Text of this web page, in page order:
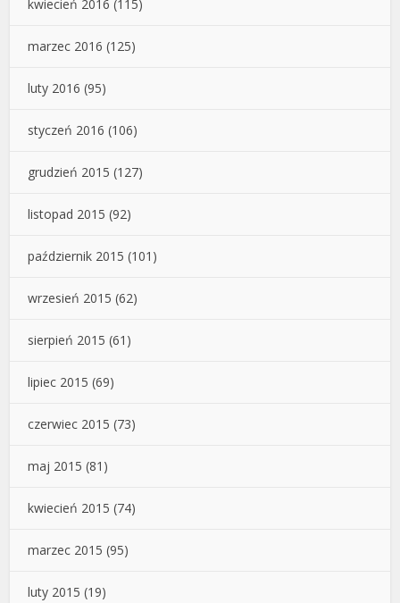
kwiecień 2016 (115)
marzec 2016 (125)
luty 2016 (95)
styczeń 2016 (106)
grudzień 2015 (127)
listopad 2015 (92)
październik 2015 (101)
wrzesień 2015 (62)
sierpień 2015 (61)
lipiec 2015 (69)
czerwiec 2015 (73)
maj 2015 (81)
kwiecień 2015 (74)
marzec 2015 (95)
luty 2015 (19)